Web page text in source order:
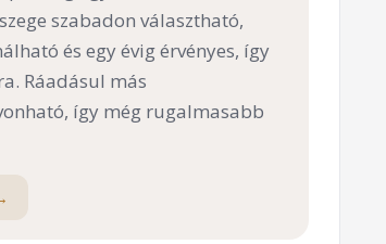
szabadon választható,
és egy évig érvényes, így
Ráadásul más
így még rugalmasabb